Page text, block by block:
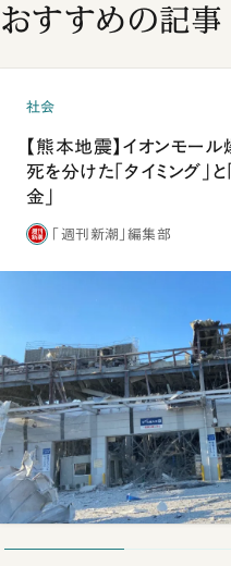
おすすめの記事
社会
【熊本地震】イオンモー
死を分けた「タイミング」
金」
「週刊新潮」編集部